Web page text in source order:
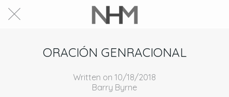
ORACIÓN GENRACIONAL
Written on 10/18/2018
Barry Byrne